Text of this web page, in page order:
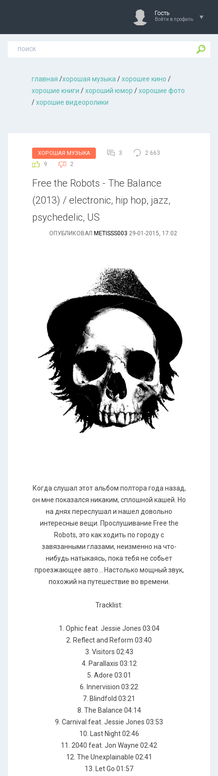
Гость
Войти в профиль
главная /хорошая музыкa /хорошее кино /
хорошие книги /хороший юмор /хорошие фото
/хорошие видеоролики
ХОРОШАЯ МУЗЫКА 3
2 663
9
2
Free the Robots - The Balance
(2013) / electronic, hip hop, jazz,
psychedelic, US
ОПУБЛИКОВАЛ METISSS003 29-01-2015, 17:02
Когда слушал этот альбом полтора года назад,
он мне показался никаким, сплошной кашей. Но
на днях переслушал и нашел довольно
интересные вещи. Прослушивание Free the
Robots, это как ходить по городу с
завязанными глазами, неизменно на что-
нибудь натыкаясь, пока тебя не собьет
проезжающее авто... Настолько мощный звук,
похожий на путешествие во времени.
Tracklist:
1. Ophic feat. Jessie Jones 03:04
2. Reflect and Reform 03:40
3. Visitors 02:43
4. Parallaxis 03:12
5. Adore 03:01
6. Innervision 03:22
7. Blindfold 03:21
8. The Balance 04:14
9. Carnival feat. Jessie Jones 03:53
10. Last Night 02:46
11. 2040 feat. Jon Wayne 02:42
12. The Unexplainable 02:41
13. Let Go 01:57